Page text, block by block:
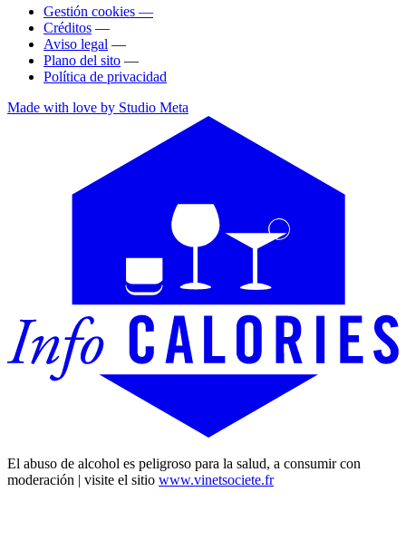
Gestión cookies —
Créditos —
Aviso legal —
Plano del sito —
Política de privacidad
Made with love by Studio Meta
El abuso de alcohol es peligroso para la salud, a consumir con
moderación | visite el sitio www.vinetsociete.fr